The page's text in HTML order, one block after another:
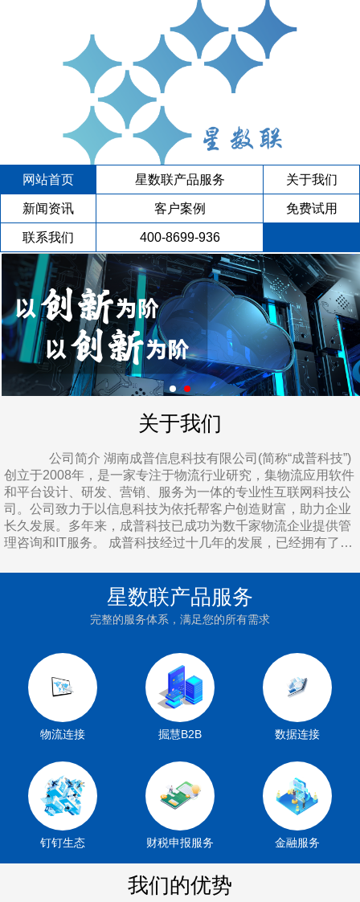
网站首页 星数联产品服务 关于我们
新闻资讯 客户案例 免费试用
联系我们 400-8699-936
关于我们
创立于2008年，是一家专注于物流行业研究，集物流应用软件
和平台设计、研发、营销、服务为一体的专业性互联网科技公
司。公司致力于以信息科技为依托帮客户创造财富，助力企业
长久发展。多年来，成普科技已成功为数千家物流企业提供管
理咨询和IT服务。 成普科技经过十几年的发展，已经拥有了良
念。成普科技积极顺应国家加快新型基础设施建设的理念，用
心做好小微企业基础服务，逐步构建良性循环的企业生态，现
有客户数已超十万家企业。 地理位置 公司总部地处湖
南省会长沙岳麓区麓云路100号兴工国际产业园，距离长沙市
花国际机场34公里，周边多为工业园、互联网公司，交通相当
之便利，创业环境相当之良好。
星数联产品服务
完整的服务体系，满足您的所有需求
物流连接 掘慧B2B 数据连接
钉钉生态 财税申报服务 金融服务
我们的优势